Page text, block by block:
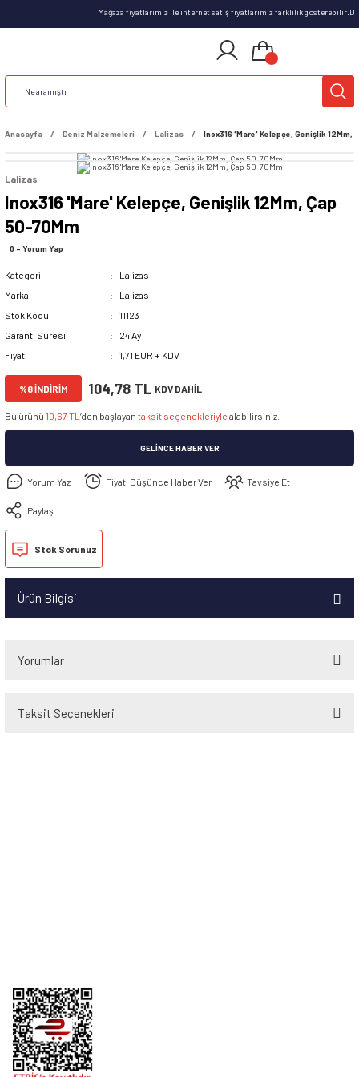
Mağaza fiyatlarımız ile internet satış fiyatlarımız farklılık
Anasayfa Deniz Malzemeleri Lalizas Inox316 'Mare' Kelepçe, Genişlik 12Mm,
Lalizas
Inox316 'Mare' Kelepçe, Genişlik 12Mm, Çap
50-70Mm
0 - Yorum Yap
Kategori
Lalizas
Marka
Lalizas
Stok Kodu
11123
Garanti Süresi
24 Ay
Fiyat
1,71 EUR + KDV
%8 İNDİRİM 104,78 TL KDV DAHİL
Bu ürünü 10,67 TL ’den başlayan taksit seçenekleriyle alabilirsiniz.
GELINCE HABER VER
Yorum Yaz Fiyatı Düşünce Haber Ver Tavsiye Et
Paylaş
Stok Sorunuz
Ürün Bilgisi
Yorumlar
Taksit Seçenekleri